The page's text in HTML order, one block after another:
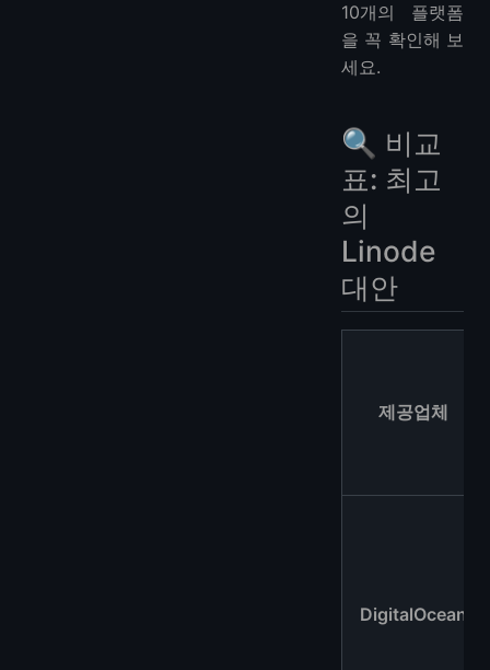
10개의 플랫폼
을 꼭 확인해 보
세요.
🔍 비교
표: 최고
의
Linode
대안
제공업체
DigitalOcean